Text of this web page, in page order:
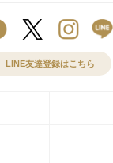
LINE友達登録はこちら